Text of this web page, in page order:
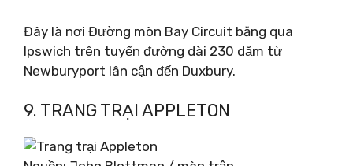
Đây là nơi Đường mòn Bay Circuit băng qua
Ipswich trên tuyến đường dài 230 dặm từ
Newburyport lân cận đến Duxbury.
9. TRANG TRẠI APPLETON